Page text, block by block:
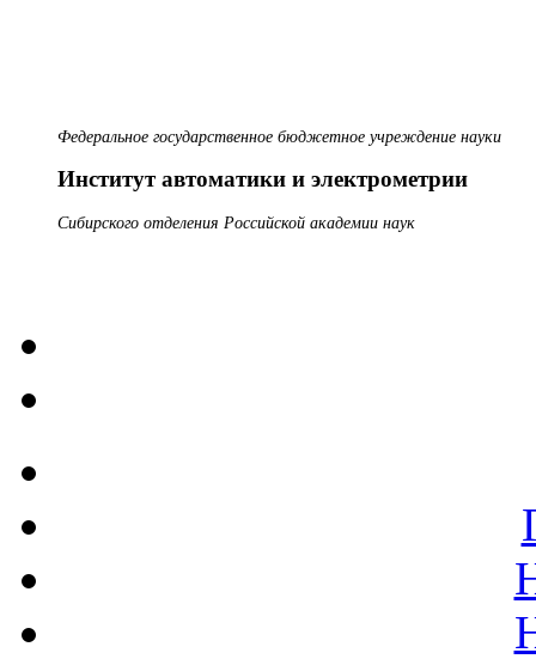
Федеральное государственное бюджетное учреждение науки
Институт автоматики и электрометрии
Сибирского отделения Российской академии наук